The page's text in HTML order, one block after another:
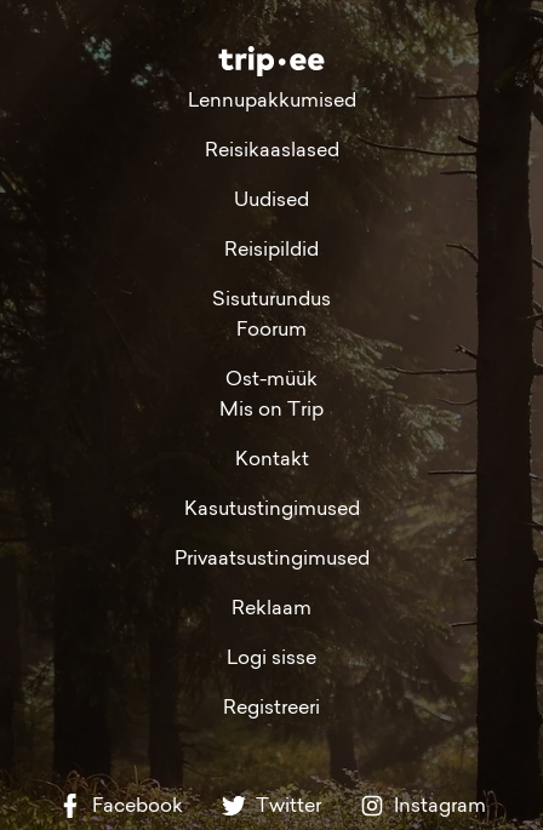
Lennupakkumised
Reisikaaslased
Uudised
Reisipildid
Sisuturundus
Foorum
Ost-müük
Mis on Trip
Kontakt
Kasutustingimused
Privaatsustingimused
Reklaam
Logi sisse
Registreeri
Facebook Twitter Instagram